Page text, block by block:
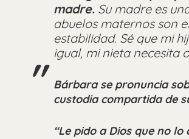
madre. Su madre es
abuelos maternos son
estabilidad. Sé que mi
igual, mi nieta necesita
Bárbara se pronuncia
custodia compartida de
“Le pido a Dios que no